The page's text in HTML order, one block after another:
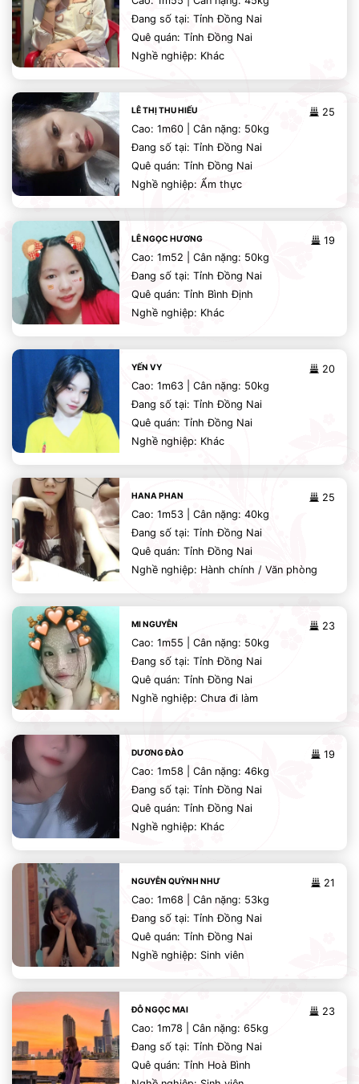
Đang số tại: Tỉnh Đồng Nai
Quê quán: Tỉnh Đồng Nai
Nghề nghiệp: Khác
25
LÊ THỊ THU HIẾU
Cao: 1m60 | Cân nặng: 50kg
Đang số tại: Tỉnh Đồng Nai
Quê quán: Tỉnh Đồng Nai
Nghề nghiệp: Ẩm thực
19
LÊ NGỌC HƯƠNG
Cao: 1m52 | Cân nặng: 50kg
Đang số tại: Tỉnh Đồng Nai
Quê quán: Tỉnh Bình Định
Nghề nghiệp: Khác
20
YẾN VY
Cao: 1m63 | Cân nặng: 50kg
Đang số tại: Tỉnh Đồng Nai
Quê quán: Tỉnh Đồng Nai
Nghề nghiệp: Khác
25
HANA PHAN
Cao: 1m53 | Cân nặng: 40kg
Đang số tại: Tỉnh Đồng Nai
Quê quán: Tỉnh Đồng Nai
Nghề nghiệp: Hành chính / Văn phòng
23
MI NGUYỄN
Cao: 1m55 | Cân nặng: 50kg
Đang số tại: Tỉnh Đồng Nai
Quê quán: Tỉnh Đồng Nai
Nghề nghiệp: Chưa đi làm
19
DƯƠNG ĐÀO
Cao: 1m58 | Cân nặng: 46kg
Đang số tại: Tỉnh Đồng Nai
Quê quán: Tỉnh Đồng Nai
Nghề nghiệp: Khác
21
NGUYỄN QUỲNH NHƯ
Cao: 1m68 | Cân nặng: 53kg
Đang số tại: Tỉnh Đồng Nai
Quê quán: Tỉnh Đồng Nai
Nghề nghiệp: Sinh viên
23
ĐỖ NGỌC MAI
Cao: 1m78 | Cân nặng: 65kg
Đang số tại: Tỉnh Đồng Nai
Quê quán: Tỉnh Hoà Bình